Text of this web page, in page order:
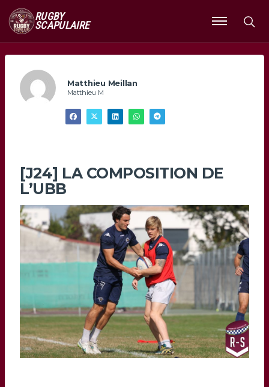
RUGBY
SCAPULAIRE
Ouvrir
le
Matthieu Meillan
Matthieu M
[J24] LA COMPOSITION DE
L’UBB